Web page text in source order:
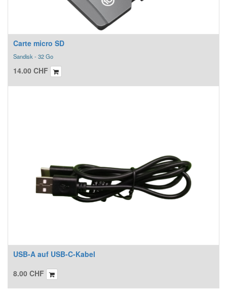
Carte micro SD
Sandisk - 32 Go
14.00 CHF
USB-A auf USB-C-Kabel
8.00 CHF